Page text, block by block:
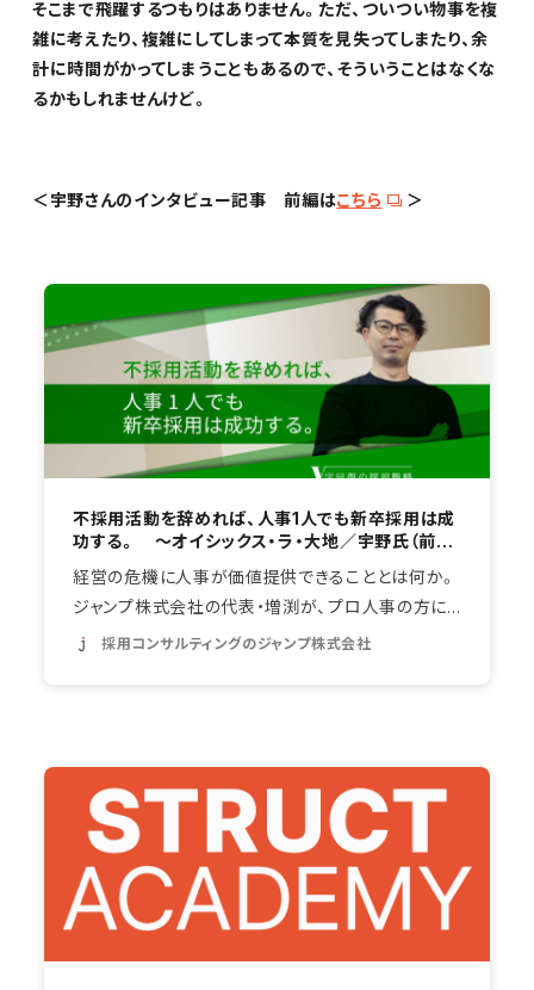
そこまで飛躍するつもりはありません。ただ、ついつい物事を複
雑に考えたり、複雑にしてしまって本質を見失ってしまたり、余
計に時間がかってしまうこともあるので、そういうことはなくな
るかもしれませんけど。
＜宇野さんのインタビュー記事 前編はこちら ＞